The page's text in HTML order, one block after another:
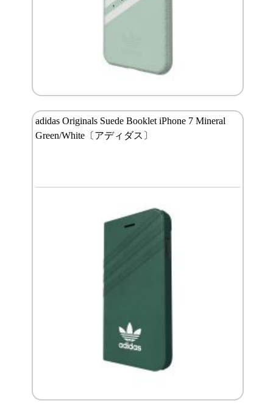
adidas Originals Suede Booklet iPhone 7 Mineral
Green/White〔アディダス〕